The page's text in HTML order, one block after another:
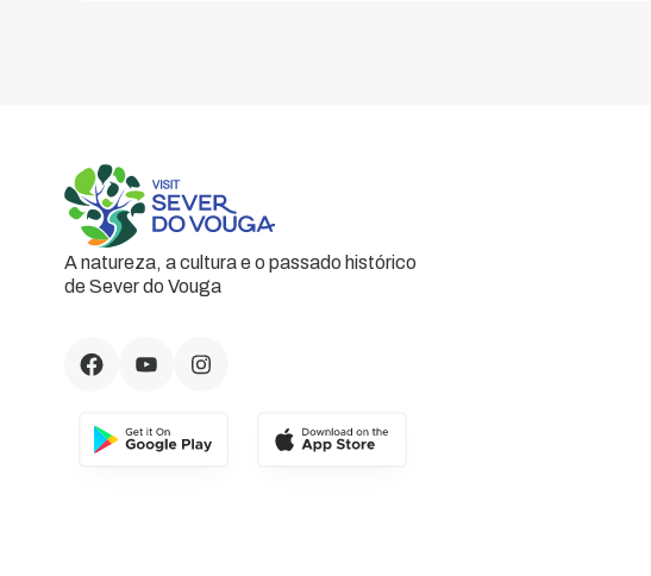
A natureza, a cultura e o passado histórico
de Sever do Vouga